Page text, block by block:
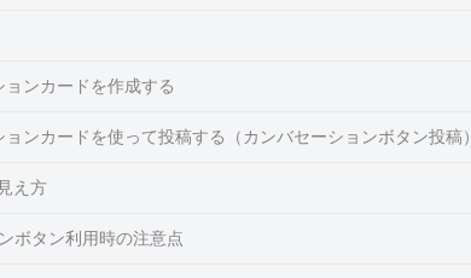
ョンカードを作成する
ョンカードを使って投稿する（カンバセーションボタン投稿）
え方
ボタン利用時の注意点